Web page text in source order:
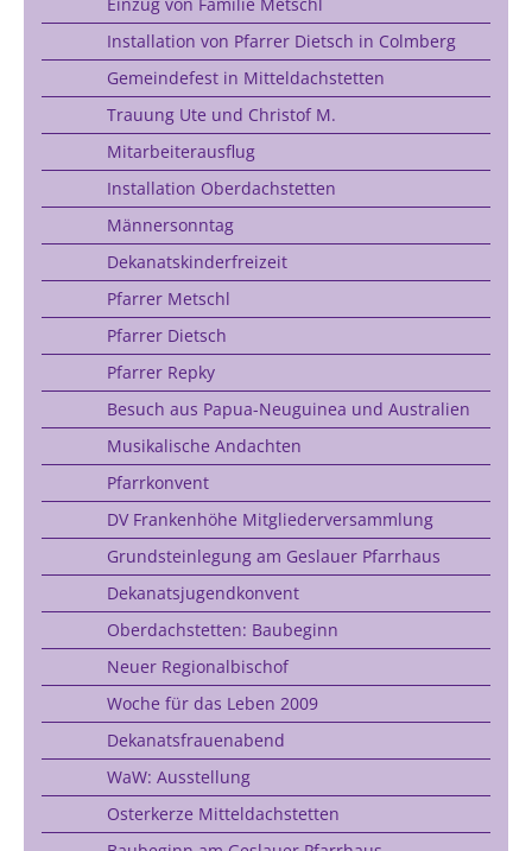
Installation von Pfarrer Dietsch in Colmberg
Gemeindefest in Mitteldachstetten
Trauung Ute und Christof M.
Mitarbeiterausflug
Installation Oberdachstetten
Männersonntag
Dekanatskinderfreizeit
Pfarrer Metschl
Pfarrer Dietsch
Pfarrer Repky
Besuch aus Papua-Neuguinea und Australien
Musikalische Andachten
Pfarrkonvent
DV Frankenhöhe Mitgliederversammlung
Grundsteinlegung am Geslauer Pfarrhaus
Dekanatsjugendkonvent
Oberdachstetten: Baubeginn
Neuer Regionalbischof
Woche für das Leben 2009
Dekanatsfrauenabend
WaW: Ausstellung
Osterkerze Mitteldachstetten